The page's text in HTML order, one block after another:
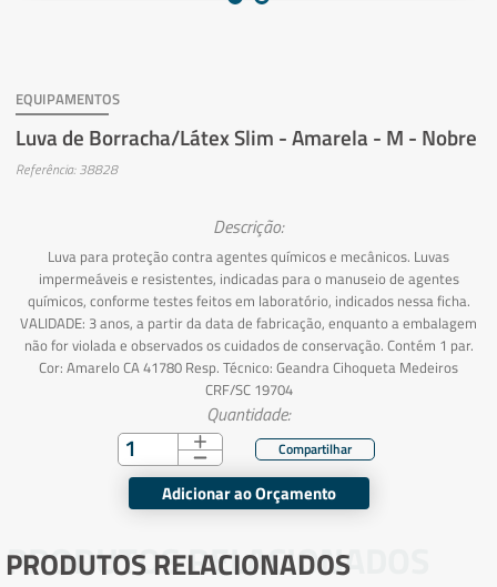
EQUIPAMENTOS
Luva de Borracha/Látex Slim - Amarela - M - Nobre
Referência: 38828
Descrição:
Luva para proteção contra agentes químicos e mecânicos. Luvas
impermeáveis e resistentes, indicadas para o manuseio de agentes
químicos, conforme testes feitos em laboratório, indicados nessa ficha.
VALIDADE: 3 anos, a partir da data de fabricação, enquanto a embalagem
não for violada e observados os cuidados de conservação. Contém 1 par.
Cor: Amarelo CA 41780 Resp. Técnico: Geandra Cihoqueta Medeiros
CRF/SC 19704
Quantidade:
Adicionar ao Orçamento
PRODUTOS RELACIONADOS
PRODUTOS RELACIONADOS